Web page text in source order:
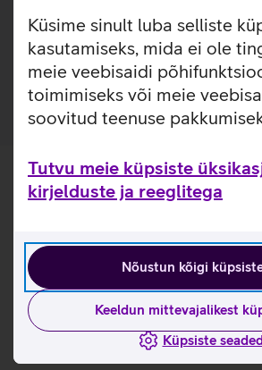
Küsime sinult luba selliste
kasutamiseks, mida ei ole
meie veebisaidi
toimimiseks või meie
soovitud teenuse
Tutvu meie küpsiste
kirjelduste ja reeglitega
Nõustun kõigi
Keeldun mittevajalikest
Küpsiste
Ümbris on valmistatud 100%
materjalidest.